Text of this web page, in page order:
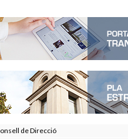
de Direcció